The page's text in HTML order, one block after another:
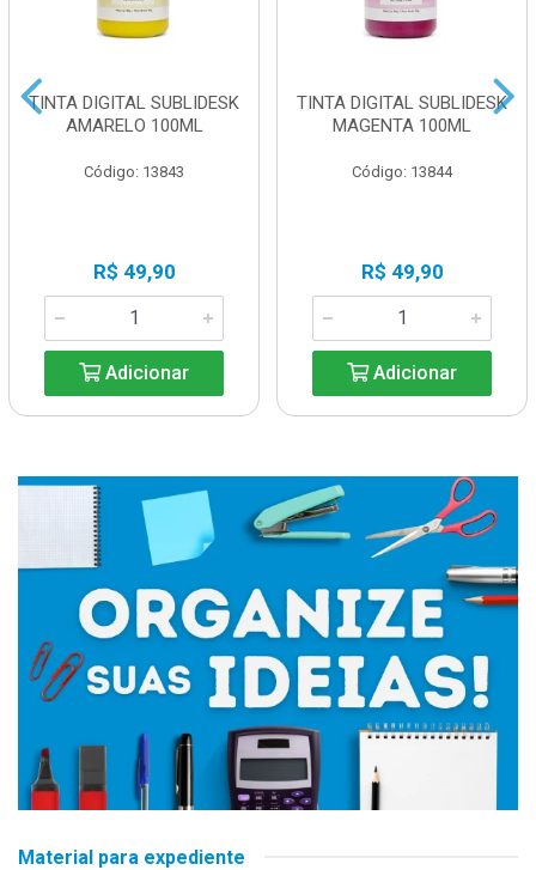
TINTA DIGITAL SUBLIDESK
AMARELO 100ML
Código: 13843
R$ 49,90
Adicionar
TINTA DIGITAL SUBLIDESK
MAGENTA 100ML
Código: 13844
R$ 49,90
Adicionar
Material para expediente